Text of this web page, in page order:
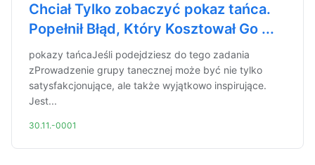
Chciał Tylko zobaczyć pokaz tańca.
Popełnił Błąd, Który Kosztował Go ...
pokazy tańcaJeśli podejdziesz do tego zadania
zProwadzenie grupy tanecznej może być nie tylko
satysfakcjonujące, ale także wyjątkowo inspirujące.
Jest...
30.11.-0001